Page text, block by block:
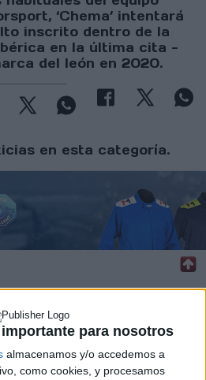
para nosotros
almacenamos y/o accedemos a
como cookies, y procesamos
‘Chema’ intentará
inscrito dentro de la
en la última cita -
del león en 2020.
en esta categoría.